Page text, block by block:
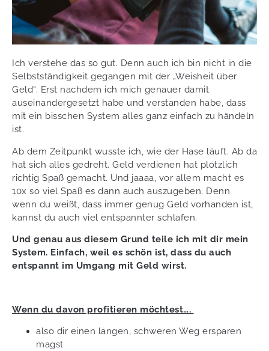
Ich verstehe das so gut. Denn auch ich bin nicht in die
Selbstständigkeit gegangen mit der „Weisheit über
Geld“. Erst nachdem ich mich genauer damit
auseinandergesetzt habe und verstanden habe, dass
mit ein bisschen System alles ganz einfach zu händeln
ist.
Ab dem Zeitpunkt wusste ich, wie der Hase läuft. Ab da
hat sich alles gedreht. Geld verdienen hat plötzlich
richtig Spaß gemacht. Und jaaaa, vor allem macht es
10x so viel Spaß es dann auch auszugeben. Denn
wenn du weißt, dass immer genug Geld vorhanden ist,
kannst du auch viel entspannter schlafen.
Und genau aus diesem Grund teile ich mit dir mein
System. Einfach, weil es schön ist, dass du auch
entspannt im Umgang mit Geld wirst.
Wenn du davon profitieren möchtest….
also dir einen langen, schweren Weg ersparen
magst